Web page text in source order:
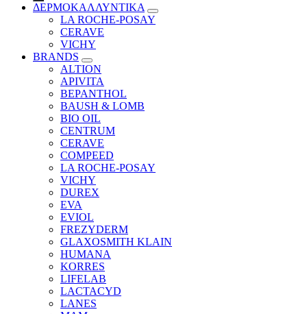
ΔΕΡΜΟΚΑΛΛΥΝΤΙΚΑ
LA ROCHE-POSAY
CERAVE
VICHY
BRANDS
ALTION
APIVITA
BEPANTHOL
BAUSH & LOMB
BIO OIL
CENTRUM
CERAVE
COMPEED
LA ROCHE-POSAY
VICHY
DUREX
EVA
EVIOL
FREZYDERM
GLAXOSMITH KLAIN
HUMANA
KORRES
LIFELAB
LACTACYD
LANES